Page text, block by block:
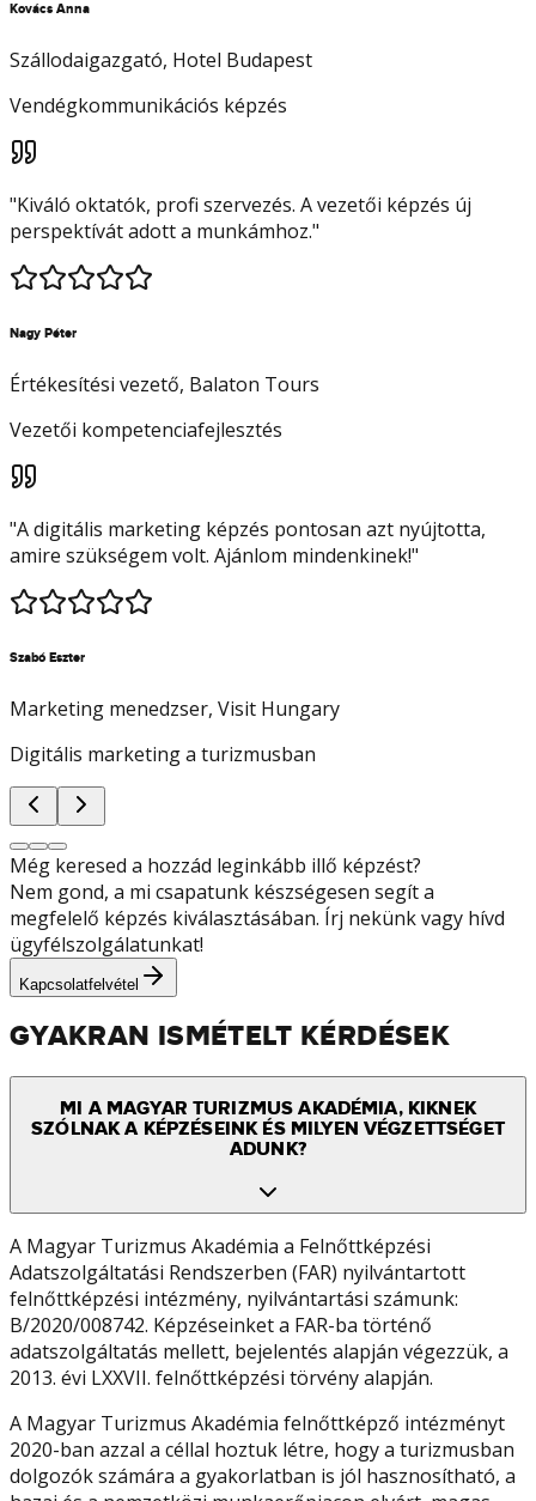
Kovács Anna
Szállodaigazgató, Hotel Budapest
Vendégkommunikációs képzés
"Kiváló oktatók, profi szervezés. A vezetői képzés új
perspektívát adott a munkámhoz."
Nagy Péter
Értékesítési vezető, Balaton Tours
Vezetői kompetenciafejlesztés
"A digitális marketing képzés pontosan azt nyújtotta,
amire szükségem volt. Ajánlom mindenkinek!"
Szabó Eszter
Marketing menedzser, Visit Hungary
Digitális marketing a turizmusban
Még keresed a hozzád leginkább illő képzést?
Nem gond, a mi csapatunk készségesen segít a
megfelelő képzés kiválasztásában. Írj nekünk vagy hívd
ügyfélszolgálatunkat!
Kapcsolatfelvétel
GYAKRAN ISMÉTELT KÉRDÉSEK
MI A MAGYAR TURIZMUS AKADÉMIA, KIKNEK
SZÓLNAK A KÉPZÉSEINK ÉS MILYEN VÉGZETTSÉGET
ADUNK?
A Magyar Turizmus Akadémia a Felnőttképzési
Adatszolgáltatási Rendszerben (FAR) nyilvántartott
felnőttképzési intézmény, nyilvántartási számunk:
B/2020/008742. Képzéseinket a FAR-ba történő
adatszolgáltatás mellett, bejelentés alapján végezzük, a
2013. évi LXXVII. felnőttképzési törvény alapján.
A Magyar Turizmus Akadémia felnőttképző intézményt
2020-ban azzal a céllal hoztuk létre, hogy a turizmusban
dolgozók számára a gyakorlatban is jól hasznosítható, a